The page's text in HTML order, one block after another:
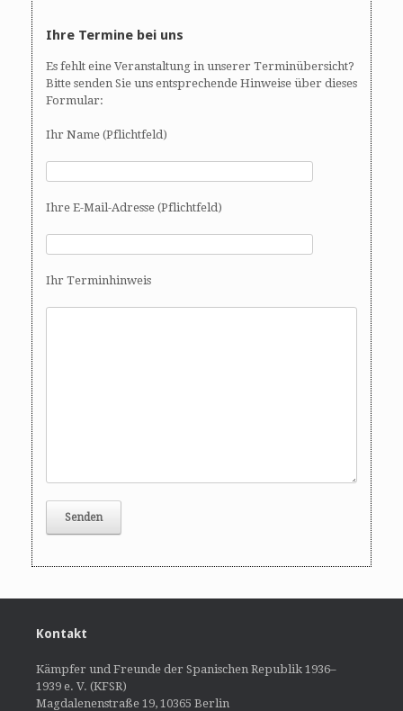
Ihre Termine bei uns
Es fehlt eine Veranstaltung in unserer Terminübersicht?
Bitte senden Sie uns entsprechende Hinweise über dieses
Formular:
Ihr Name (Pflichtfeld)
Ihre E-Mail-Adresse (Pflichtfeld)
Ihr Terminhinweis
Kontakt
Kämpfer und Freunde der Spanischen Republik 1936–
1939 e. V. (KFSR)
Magdalenenstraße 19, 10365 Berlin